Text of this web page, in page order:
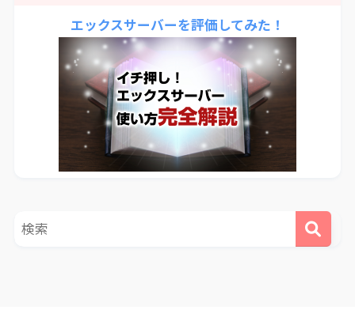
エックスサーバーを評価してみた！